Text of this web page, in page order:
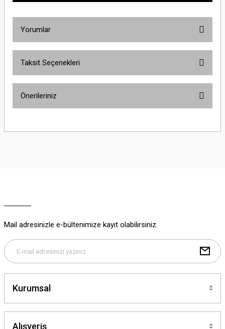
Yorumlar
Taksit Seçenekleri
Önerileriniz
yetersiz gördüğünüz noktaları öneri formunu kullanarak tarafımıza
Bu ürüne benzer farklı alternatifler olmalı.
Mail adresinizle e-bültenimize kayıt olabilirsiniz.
Kurumsal
Alışveriş